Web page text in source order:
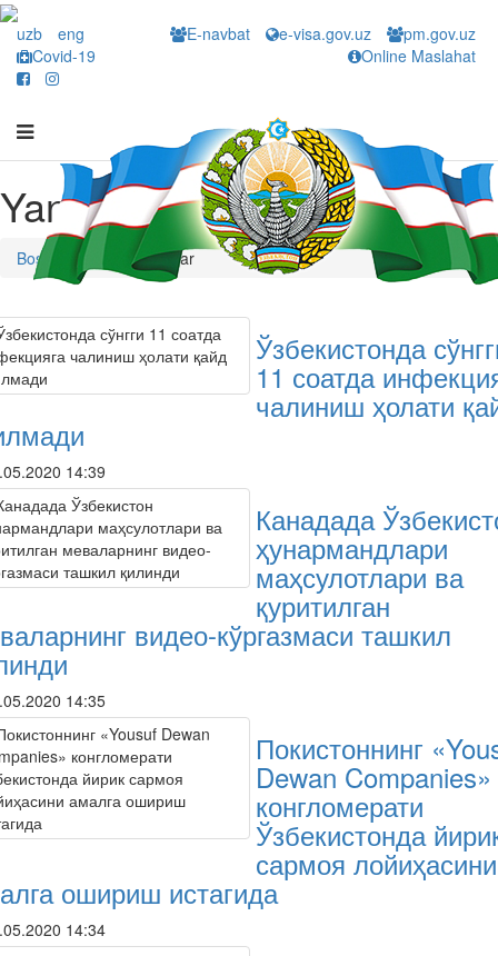
uzb
eng
Covid-19
E-navbat e-visa.gov.uz
pm.gov.uz
Online Maslahat
Yangiliklar
Bosh sahifa Yangiliklar
Ўзбекистонда
11 соатда
чалиниш ҳолати
14:39
Канадада
ҳунармандлари
маҳсулотлари ва
қуритилган
видео-кўргазмаси ташкил
14:35
Покистоннинг
Dewan Companies»
конгломерати
Ўзбекистонда
сармоя лойиҳасини
ошириш истагида
14:34